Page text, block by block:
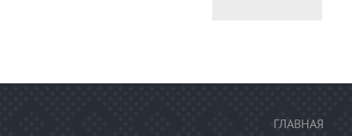
ГЛАВНАЯ